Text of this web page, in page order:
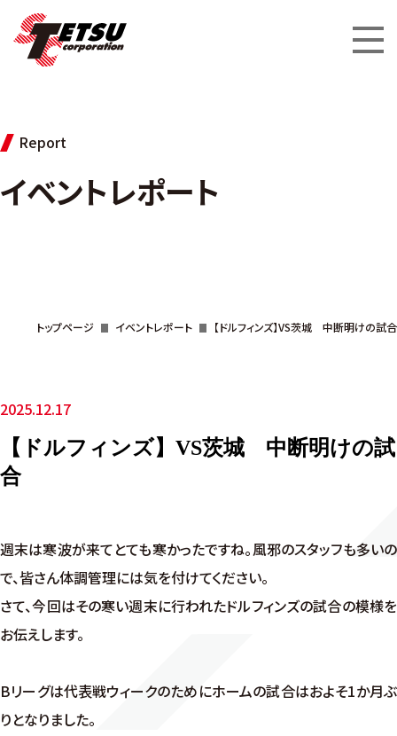
Report
イベントレポート
トップページ イベントレポート 【ドルフィンズ】VS茨城 中断明けの試合
2025.12.17
【ドルフィンズ】VS茨城 中断明けの試
合
週末は寒波が来てとても寒かったですね。風邪のスタッフも多いの
で、皆さん体調管理には気を付けてください。
さて、今回はその寒い週末に行われたドルフィンズの試合の模様を
お伝えします。
Bリーグは代表戦ウィークのためにホームの試合はおよそ1か月ぶ
りとなりました。